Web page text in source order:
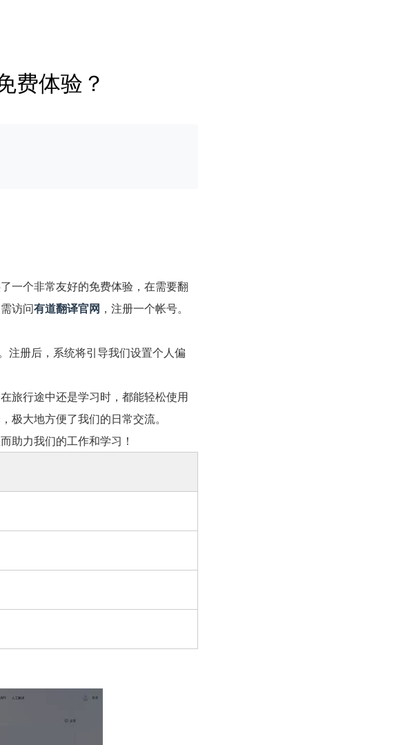
费体验？
一个非常友好的免费体验，在需要翻
访问有道翻译官网 ，注册一个帐号。
注册后，系统将引导我们设置个人偏
旅行途中还是学习时，都能轻松使用
极大地方便了我们的日常交流。
助力我们的工作和学习！